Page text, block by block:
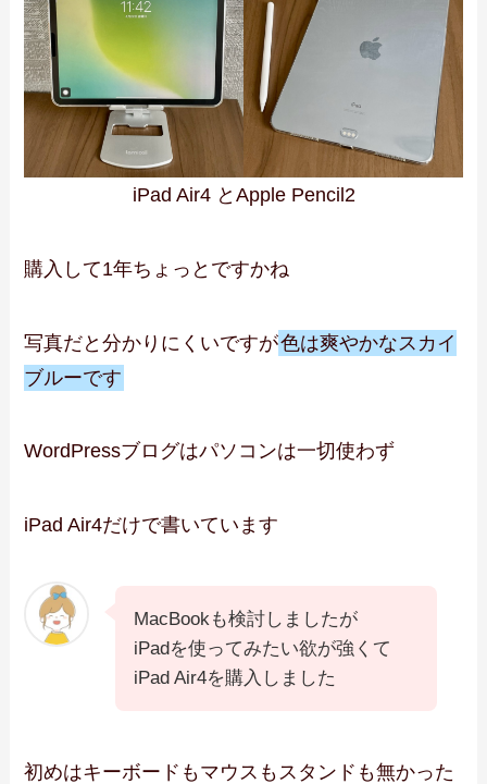
iPad Air4 とApple Pencil2
購入して1年ちょっとですかね
写真だと分かりにくいですが色は爽やかなスカイ
ブルーです
WordPressブログはパソコンは一切使わず
iPad Air4だけで書いています
MacBookも検討しましたが
iPadを使ってみたい欲が強くて
iPad Air4を購入しました
初めはキーボードもマウスもスタンドも無かった